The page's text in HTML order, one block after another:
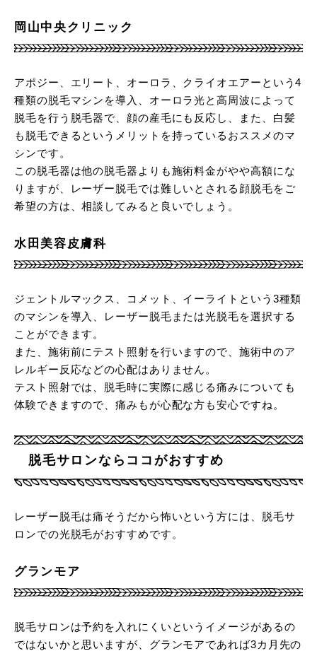
岡山中央クリニック
アポジー、エリート、オーロラ、クライオエアーという4
種類の脱毛マシンを導入、オーロラ光と高周波によって
脱毛を行う脱毛器で、顔の産毛にも反応し、また、白髪
も脱毛できるというメリットを持っているおススメのマ
シンです。
この脱毛器は他の脱毛器よりも施術料金がやや高額にな
りますが、レーザー脱毛では難しいとされる顔脱毛をご
希望の方は、相談してみると良いでしょう。
水田美容皮膚科
ジェントルマックス、コメット、イーライトという3種類
のマシンを導入、レーザー脱毛または光脱毛を選択する
ことができます。
また、施術前にテスト照射を行いますので、施術中のア
レルギー反応などの心配はありません。
テスト照射では、脱毛時に実際に感じる痛みについても
体験できますので、痛みもが心配な方も安心ですね。
脱毛サロンならココがおすすめ
レーザー脱毛は痛そうだから怖いという方には、脱毛サ
ロンでの光脱毛がおすすめです。
グランモア
脱毛サロンは予約を入れにくいというイメージがあるの
ではないかと思いますが、グランモアであれば3カ月先の